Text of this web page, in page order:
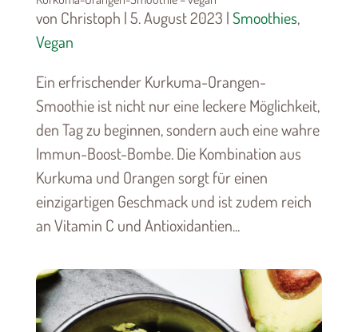
von Christoph | 5. August 2023 |Smoothies,
Vegan
Ein erfrischender Kurkuma-Orangen-
Smoothie ist nicht nur eine leckere Möglichkeit,
den Tag zu beginnen, sondern auch eine wahre
Immun-Boost-Bombe. Die Kombination aus
Kurkuma und Orangen sorgt für einen
einzigartigen Geschmack und ist zudem reich
an Vitamin C und Antioxidantien...